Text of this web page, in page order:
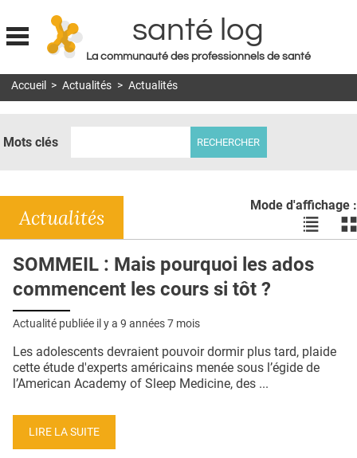
Jump to navigation
santé log
La communauté des professionnels de santé
MON COMPTE
DOSSIERS
RÉSEAUX
E-REVUE SAD
QUI SOMMES-NOUS ?
CONDITIONS GÉNÉRALES
Accueil > Actualités > Actualités
Mots clés
Mode d'affichage :
Voir
les
en
les
Actualités
SOMMEIL : Mais pourquoi les ados
commencent les cours si tôt ?
Actualité publiée il y a 9 années 7 mois
Les adolescents devraient pouvoir dormir plus tard, plaide
cette étude d'experts américains menée sous l’égide de
l’American Academy of Sleep Medicine, des ...
LIRE LA SUITE